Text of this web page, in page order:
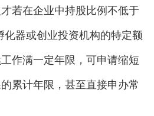
若在企业中持股比例不低于
化器或创业投资机构的特定额
作满一定年限，可申请缩短
累计年限，甚至直接申办常